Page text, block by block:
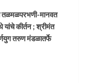
तळमळपरभणी-मानवत
कीर्तन ; श्रीमंत
तरुण मंडळातर्फे